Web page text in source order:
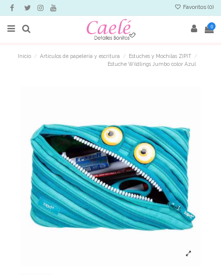
Favoritos (0)
0
Inicio Artículos de papelería y escritura
Estuches y Mochilas ZIPIT
Estuche Wildlings Jumbo color Azul